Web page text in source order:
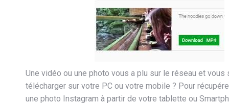
Une vidéo ou une photo vous a plu sur le réseau et vous
télécharger sur votre PC ou votre mobile ? Pour
une photo Instagram à partir de votre tablette ou